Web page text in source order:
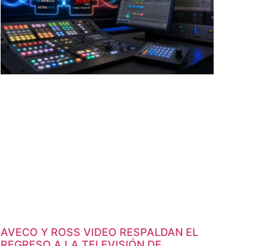
AVECO Y ROSS VIDEO RESPALDAN EL